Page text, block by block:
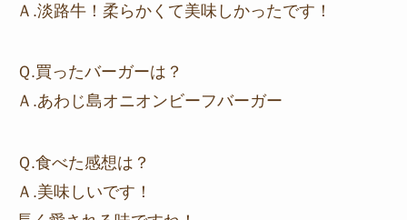
Ａ.淡路牛！柔らかくて美味しかったです！
Ｑ.買ったバーガーは？
Ａ.あわじ島オニオンビーフバーガー
Ｑ.食べた感想は？
Ａ.美味しいです！